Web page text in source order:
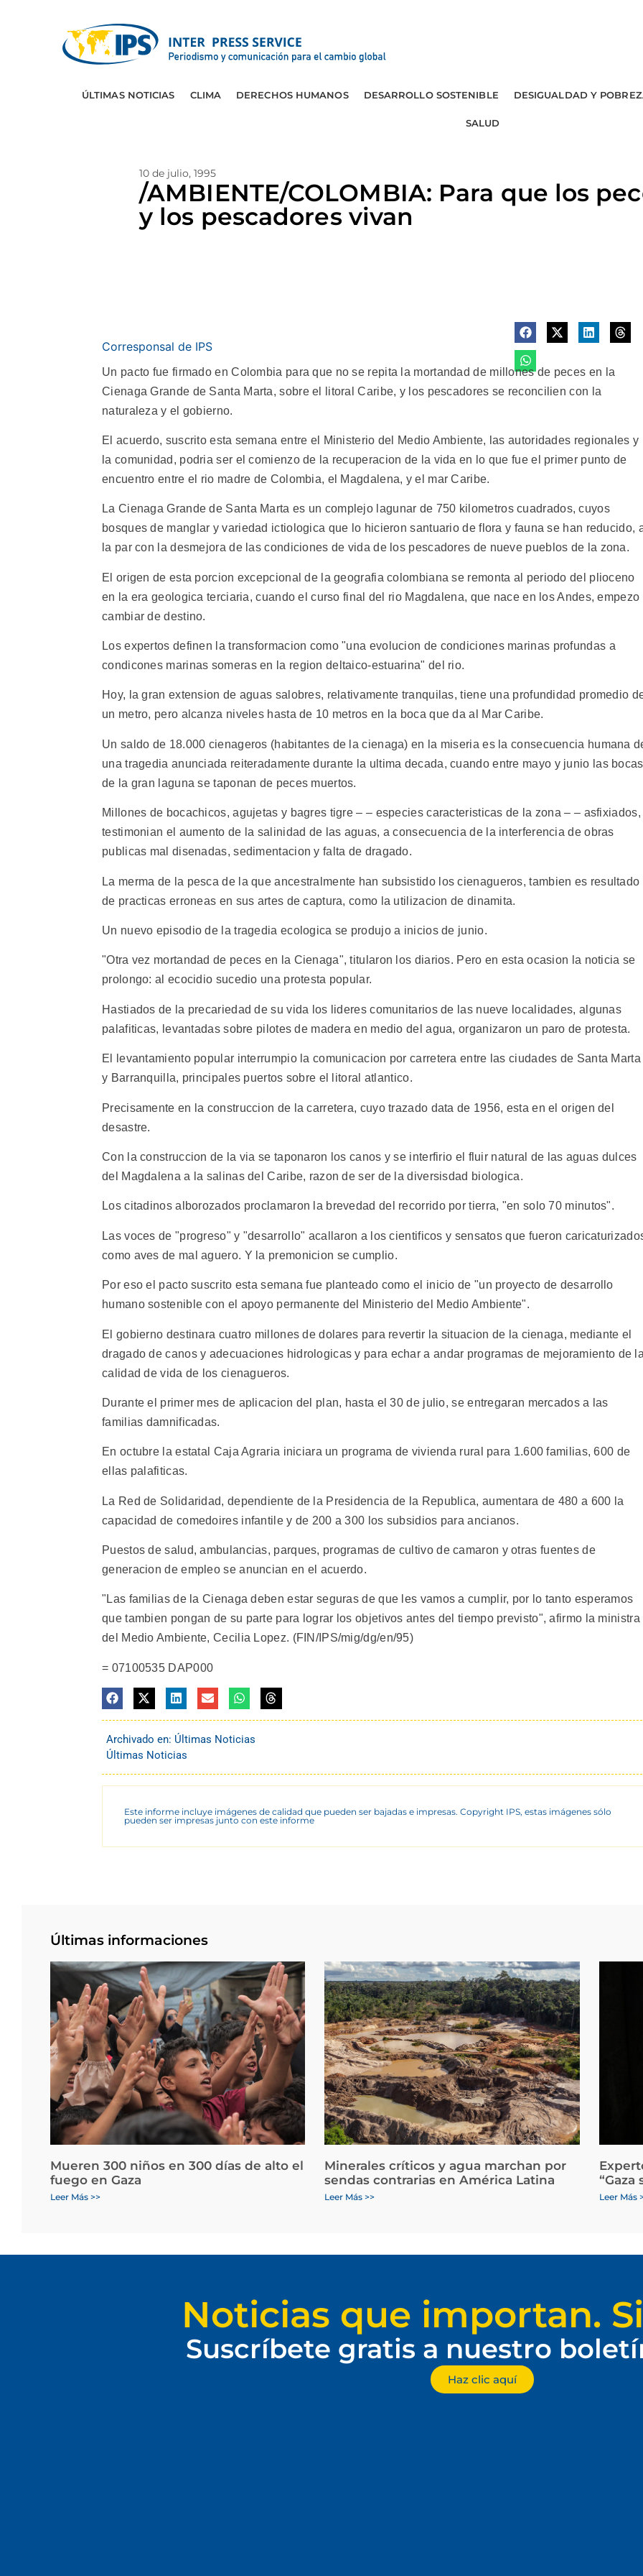
ÚLTIMAS NOTICIAS CLIMA DERECHOS HUMANOS DESARROLLO SOSTENIBLE DESIGUALDAD Y
SALUD
10 de julio, 1995
/AMBIENTE/COLOMBIA: Para que los
y los pescadores vivan
Corresponsal de IPS
Un pacto fue firmado en Colombia para que no se repita la mortandad de millones de peces en la
Cienaga Grande de Santa Marta, sobre el litoral Caribe, y los pescadores se reconcilien con la
naturaleza y el gobierno.
El acuerdo, suscrito esta semana entre el Ministerio del Medio Ambiente, las autoridades regionales y
la comunidad, podria ser el comienzo de la recuperacion de la vida en lo que fue el primer punto de
encuentro entre el rio madre de Colombia, el Magdalena, y el mar Caribe.
La Cienaga Grande de Santa Marta es un complejo lagunar de 750 kilometros cuadrados, cuyos
bosques de manglar y variedad ictiologica que lo hicieron santuario de flora y fauna se han reducido,
la par con la desmejora de las condiciones de vida de los pescadores de nueve pueblos de la zona.
El origen de esta porcion excepcional de la geografia colombiana se remonta al periodo del plioceno
en la era geologica terciaria, cuando el curso final del rio Magdalena, que nace en los Andes, empezo
cambiar de destino.
Los expertos definen la transformacion como "una evolucion de condiciones marinas profundas a
condicones marinas someras en la region deltaico-estuarina" del rio.
Hoy, la gran extension de aguas salobres, relativamente tranquilas, tiene una profundidad promedio
un metro, pero alcanza niveles hasta de 10 metros en la boca que da al Mar Caribe.
Un saldo de 18.000 cienageros (habitantes de la cienaga) en la miseria es la consecuencia humana
una tragedia anunciada reiteradamente durante la ultima decada, cuando entre mayo y junio las bocas
de la gran laguna se taponan de peces muertos.
Millones de bocachicos, agujetas y bagres tigre – – especies caracteristicas de la zona – – asfixiados,
testimonian el aumento de la salinidad de las aguas, a consecuencia de la interferencia de obras
publicas mal disenadas, sedimentacion y falta de dragado.
La merma de la pesca de la que ancestralmente han subsistido los cienagueros, tambien es resultado
de practicas erroneas en sus artes de captura, como la utilizacion de dinamita.
Un nuevo episodio de la tragedia ecologica se produjo a inicios de junio.
"Otra vez mortandad de peces en la Cienaga", titularon los diarios. Pero en esta ocasion la noticia se
prolongo: al ecocidio sucedio una protesta popular.
Hastiados de la precariedad de su vida los lideres comunitarios de las nueve localidades, algunas
palafiticas, levantadas sobre pilotes de madera en medio del agua, organizaron un paro de protesta.
El levantamiento popular interrumpio la comunicacion por carretera entre las ciudades de Santa Marta
y Barranquilla, principales puertos sobre el litoral atlantico.
Precisamente en la construccion de la carretera, cuyo trazado data de 1956, esta en el origen del
desastre.
Con la construccion de la via se taponaron los canos y se interfirio el fluir natural de las aguas dulces
del Magdalena a la salinas del Caribe, razon de ser de la diversisdad biologica.
Los citadinos alborozados proclamaron la brevedad del recorrido por tierra, "en solo 70 minutos".
Las voces de "progreso" y "desarrollo" acallaron a los cientificos y sensatos que fueron
como aves de mal aguero. Y la premonicion se cumplio.
Por eso el pacto suscrito esta semana fue planteado como el inicio de "un proyecto de desarrollo
humano sostenible con el apoyo permanente del Ministerio del Medio Ambiente".
El gobierno destinara cuatro millones de dolares para revertir la situacion de la cienaga, mediante el
dragado de canos y adecuaciones hidrologicas y para echar a andar programas de mejoramiento de
calidad de vida de los cienagueros.
Durante el primer mes de aplicacion del plan, hasta el 30 de julio, se entregaran mercados a las
familias damnificadas.
En octubre la estatal Caja Agraria iniciara un programa de vivienda rural para 1.600 familias, 600 de
ellas palafiticas.
La Red de Solidaridad, dependiente de la Presidencia de la Republica, aumentara de 480 a 600 la
capacidad de comedoires infantile y de 200 a 300 los subsidios para ancianos.
Puestos de salud, ambulancias, parques, programas de cultivo de camaron y otras fuentes de
generacion de empleo se anuncian en el acuerdo.
"Las familias de la Cienaga deben estar seguras de que les vamos a cumplir, por lo tanto esperamos
que tambien pongan de su parte para lograr los objetivos antes del tiempo previsto", afirmo la ministra
del Medio Ambiente, Cecilia Lopez. (FIN/IPS/mig/dg/en/95)
= 07100535 DAP000
Archivado en: Últimas Noticias
Últimas Noticias
Este informe incluye imágenes de calidad que pueden ser bajadas e impresas. Copyright IPS, estas imágenes sólo
pueden ser impresas junto con este informe
Últimas informaciones
Mueren 300 niños en 300 días de alto el
fuego en Gaza
Leer Más >>
Minerales críticos y agua marchan por
sendas contrarias en América Latina
Leer Más >>
“Gaza
Leer Más
Noticias que importan.
Suscríbete gratis a nuestro
Haz clic aquí